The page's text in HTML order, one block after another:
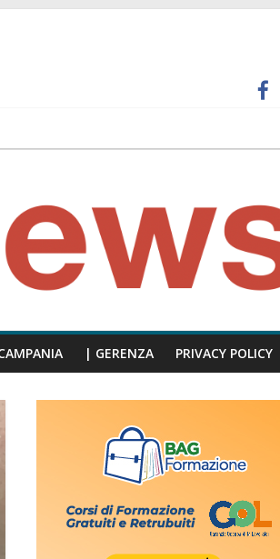
insulti sessisti, parla il video del consiglio
| GERENZA PRIVACY POLICY